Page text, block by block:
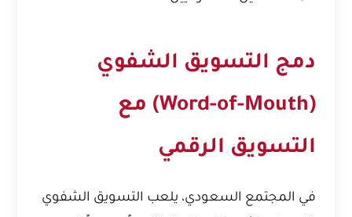
دمج التسويق الشفوي
(Word-of-Mouth) مع
التسويق الرقمي
في المجتمع السعودي، يلعب التسويق الشفوي